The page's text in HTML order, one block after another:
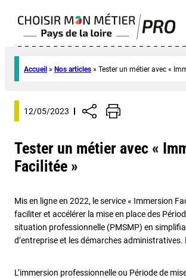
Accueil » Nos articles » Tester un métier avec «
12/05/2023
Tester un métier avec «
Facilitée »
Mis en ligne en 2022, le service « Immersion
faciliter et accélérer la mise en place des
situation professionnelle (PMSMP) en
d’entreprise et les démarches administratives.
L’immersion professionnelle ou Période de